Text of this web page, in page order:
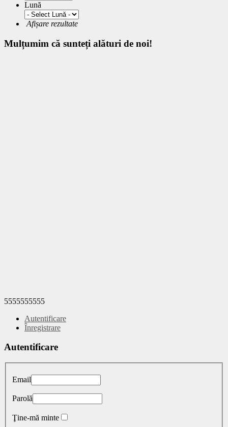
Lună
Afișare rezultate
Mulțumim că sunteți alături de noi!
5555555555
Autentificare
Înregistrare
Autentificare
Email
Parolă
Ţine-mă minte